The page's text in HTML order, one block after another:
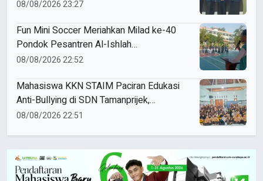
Mahasiswa Unesa
08/08/2026 23:27
Fun Mini Soccer Meriahkan Milad ke-40
Pondok Pesantren Al-Ishlah
Sendangagung
08/08/2026 22:52
Mahasiswa KKN STAIM Paciran Edukasi
Anti-Bullying di SDN Tamanprijek,
Tanamkan Empati Sejak Dini
08/08/2026 22:51